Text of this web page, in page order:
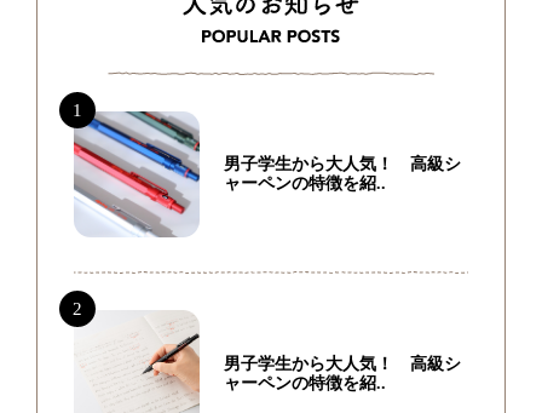
男子学生から大人気！ 高級シ
ャーペンの特徴を紹..
男子学生から大人気！ 高級シ
ャーペンの特徴を紹..